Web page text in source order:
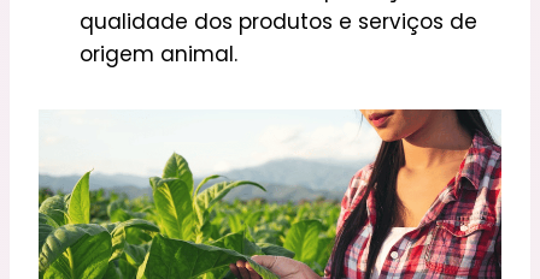
qualidade dos produtos e serviços de
origem animal.